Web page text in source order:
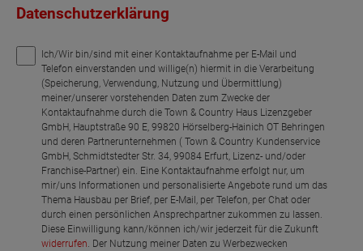
Datenschutzerklärung
Ich/Wir bin/sind mit einer Kontaktaufnahme per E-Mail und
Telefon einverstanden und willige(n) hiermit in die Verarbeitung
(Speicherung, Verwendung, Nutzung und Übermittlung)
meiner/unserer vorstehenden Daten zum Zwecke der
Kontaktaufnahme durch die Town & Country Haus Lizenzgeber
GmbH, Hauptstraße 90 E, 99820 Hörselberg-Hainich OT Behringen
und deren Partnerunternehmen ( Town & Country Kundenservice
GmbH, Schmidtstedter Str. 34, 99084 Erfurt, Lizenz- und/oder
Franchise-Partner) ein. Eine Kontaktaufnahme erfolgt nur, um
mir/uns Informationen und personalisierte Angebote rund um das
Thema Hausbau per Brief, per E-Mail, per Telefon, per Chat oder
durch einen persönlichen Ansprechpartner zukommen zu lassen.
Diese Einwilligung kann/können ich/wir jederzeit für die Zukunft
widerrufen. Der Nutzung meiner Daten zu Werbezwecken